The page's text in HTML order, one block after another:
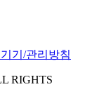
기/관리방침
RIGHTS